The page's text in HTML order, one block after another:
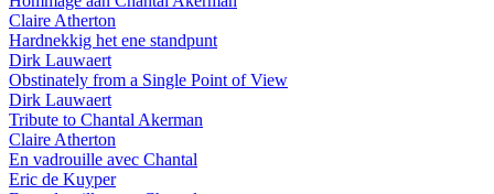
Claire Atherton
Hardnekkig het ene standpunt
Dirk Lauwaert
Obstinately from a Single Point of View
Dirk Lauwaert
Tribute to Chantal Akerman
Claire Atherton
En vadrouille avec Chantal
Eric de Kuyper